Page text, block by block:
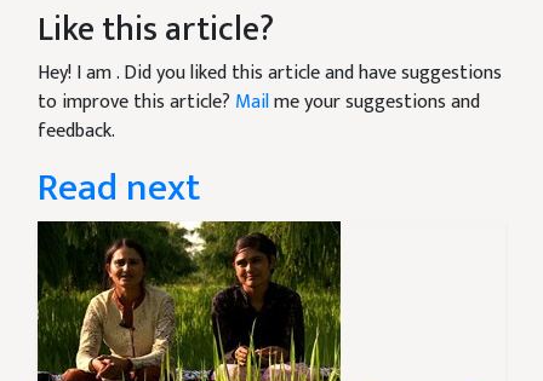
Like this article?
Hey! I am. Did you liked this article and have suggestions
to improve this article? Mailme your suggestions and
feedback.
Read next